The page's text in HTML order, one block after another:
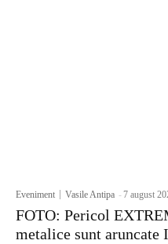
Eveniment Vasile Antipa -7 august
FOTO: Pericol
metalice sunt